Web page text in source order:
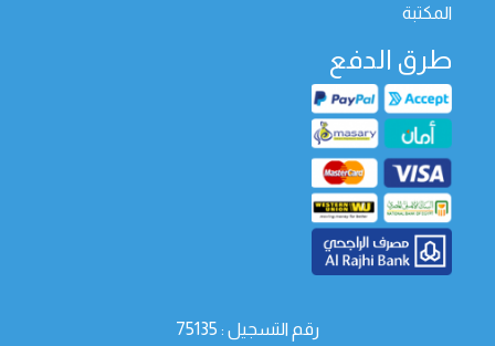
المكتبة
طرق الدفع
رقم التسجيل : 75135